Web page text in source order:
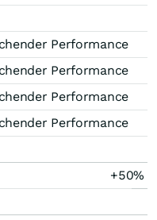
Performance
Performance
Performance
Performance
+50%